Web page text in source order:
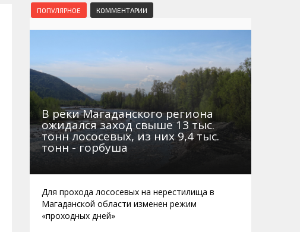
Маршруты. Улицы, остановки
Автобусы Магадан – Аэропорт
Таблица приливов отливов
Мошенники
Интернет
Браконьеры
ПОПУЛЯРНОЕ КОММЕНТАРИИ
В реки Магаданского региона
ожидался заход свыше 13 тыс.
тонн лососевых, из них 9,4 тыс.
тонн - горбуша
Для прохода лососевых на нерестилища в
Магаданской области изменен режим
«проходных дней»